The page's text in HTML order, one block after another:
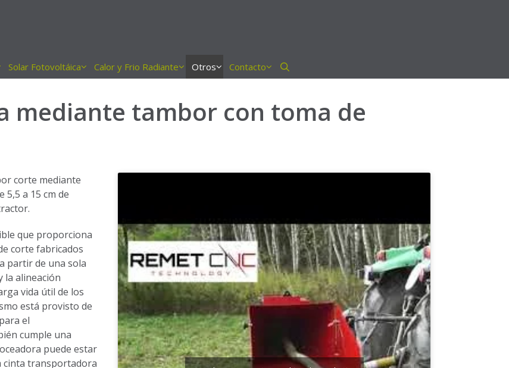
Solar Fotovoltáica Calor y Frio Radiante Otros Contacto
mediante tambor con toma de
corte mediante
a 15 cm de
que proporciona
corte fabricados
partir de una sola
la alineación
vida útil de los
está provisto de
el
cumple una
puede estar
cinta transportadora